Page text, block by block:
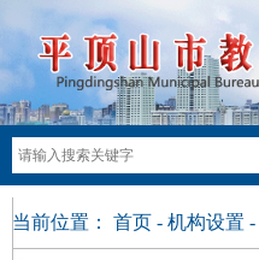
当前位置： 首页 - 机构设置 -